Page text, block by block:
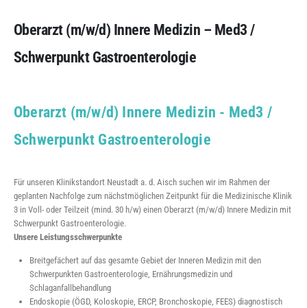
Oberarzt (m/w/d) Innere Medizin – Med3 /
Schwerpunkt Gastroenterologie
Oberarzt (m/w/d) Innere Medizin - Med3 /
Schwerpunkt Gastroenterologie
Für unseren Klinikstandort Neustadt a. d. Aisch suchen wir im Rahmen der
geplanten Nachfolge zum nächstmöglichen Zeitpunkt für die Medizinische Klinik
3 in Voll- oder Teilzeit (mind. 30 h/w) einen Oberarzt (m/w/d) Innere Medizin mit
Schwerpunkt Gastroenterologie.
Unsere Leistungsschwerpunkte
Breitgefächert auf das gesamte Gebiet der Inneren Medizin mit den
Schwerpunkten Gastroenterologie, Ernährungsmedizin und
Schlaganfallbehandlung
Endoskopie (ÖGD, Koloskopie, ERCP, Bronchoskopie, FEES) diagnostisch